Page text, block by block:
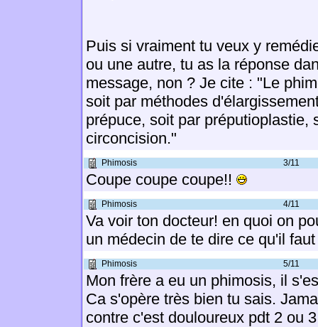
Puis si vraiment tu veux y
ou une autre, tu as la réponse
message, non ? Je cite : "Le
soit par méthodes
prépuce, soit par préputioplastie,
circoncision."
Phimosis 3/11
Coupe coupe coupe!!
Phimosis 4/11
Va voir ton docteur! en quoi on
un médecin de te dire ce qu'il
Phimosis 5/11
Mon frère a eu un phimosis, il
Ca s'opère très bien tu sais.
contre c'est douloureux pdt 2 ou